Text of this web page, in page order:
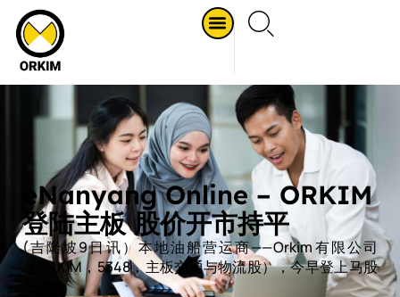
eNanyang Online – ORKIM
登陆主板 股价开市持平
(吉隆坡9日讯）本地油船营运商——Orkim有限公司
（ORKIM，5348，主板交通与物流股），今早登上马股
主板。